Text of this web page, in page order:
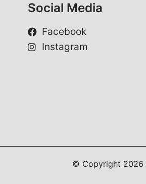
Social Media
Facebook
Instagram
© Copyright 2026